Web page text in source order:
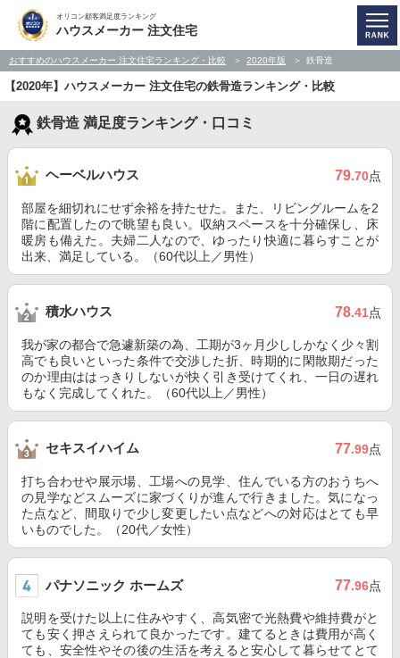
オリコン顧客満足度ランキング
ハウスメーカー 注文住宅
おすすめのハウスメーカー 注文住宅ランキング・比較 2020年版 鉄骨造
【2020年】ハウスメーカー 注文住宅の鉄骨造ランキング・比較
鉄骨造 満足度ランキング・口コミ
ヘーベルハウス 79.70点
部屋を細切れにせず余裕を持たせた。また、リビングルームを2
階に配置したので眺望も良い。収納スペースを十分確保し、床
暖房も備えた。夫婦二人なので、ゆったり快適に暮らすことが
出来、満足している。（60代以上／男性）
積水ハウス 78.41点
我が家の都合で急遽新築の為、工期が3ヶ月少ししかなく少々割
高でも良いといった条件で交渉した折、時期的に閑散期だった
のか理由ははっきりしないが快く引き受けてくれ、一日の遅れ
もなく完成してくれた。（60代以上／男性）
セキスイハイム 77.99点
打ち合わせや展示場、工場への見学、住んでいる方のおうちへ
の見学などスムーズに家づくりが進んで行きました。気になっ
た点など、間取りで少し変更したい点などへの対応はとても早
いものでした。（20代／女性）
パナソニック ホームズ 77.96点
説明を受けた以上に住みやすく、高気密で光熱費や維持費がと
ても安く押さえられて良かったです。建てるときは費用が高く
ても、安全性やその後の生活を考えると安心して暮らせてとて